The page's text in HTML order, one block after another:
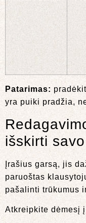
Patarimas:
yra puiki pradžia,
išskirti
Įrašius garsą, jis
paruoštas
pašalinti trūkumus
Atkreipkite dėmesį